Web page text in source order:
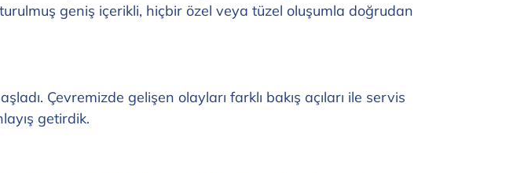
geniş içerikli, hiçbir özel veya tüzel oluşumla doğrudan
Çevremizde gelişen olayları farklı bakış açıları ile servis
getirdik.